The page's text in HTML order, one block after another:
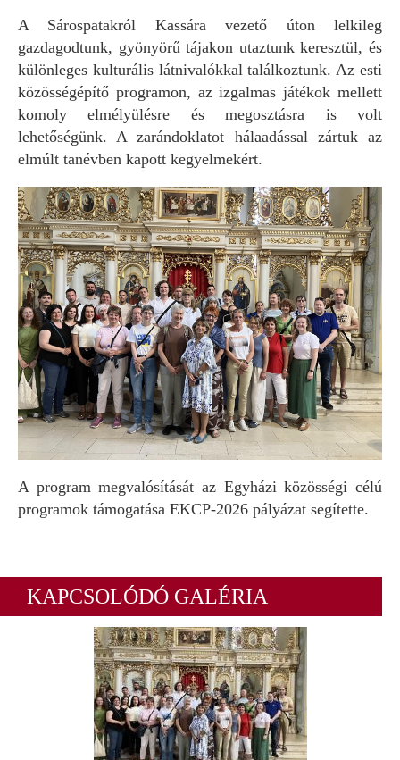
A Sárospatakról Kassára vezető úton lelkileg
gazdagodtunk, gyönyörű tájakon utaztunk keresztül, és
különleges kulturális látnivalókkal találkoztunk. Az esti
közösségépítő programon, az izgalmas játékok mellett
komoly elmélyülésre és megosztásra is volt
lehetőségünk. A zarándoklatot hálaadással zártuk az
elmúlt tanévben kapott kegyelmekért.
A program megvalósítását az Egyházi közösségi célú
programok támogatása EKCP-2026 pályázat segítette.
KAPCSOLÓDÓ GALÉRIA